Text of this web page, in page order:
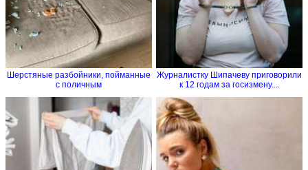
Шерстяные разбойники, пойманные
с поличным
Журналистку Шипачеву приговорили
к 12 годам за госизмену....